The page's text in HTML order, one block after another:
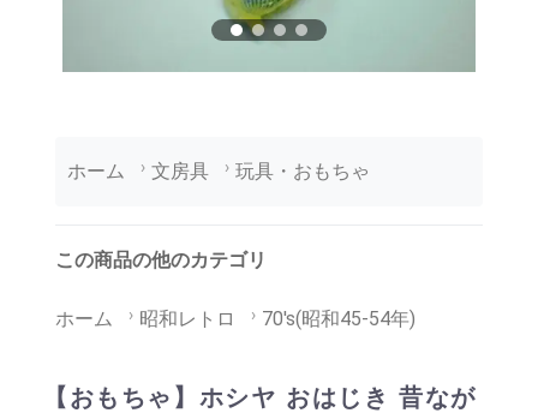
ホーム 文房具 玩具・おもちゃ
この商品の他のカテゴリ
ホーム 昭和レトロ 70's(昭和45-54年)
【おもちゃ】ホシヤ おはじき 昔なが